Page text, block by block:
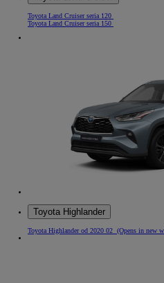
Toyota Land Cruiser seria 120
Toyota Land Cruiser seria 150
Toyota Highlander
Toyota Highlander od 2020 02 (Opens in new